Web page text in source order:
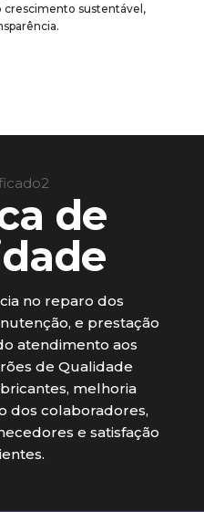
sustentável,
de
no reparo dos
e prestação
atendimento aos
de Qualidade
melhoria
dos colaboradores,
e satisfação